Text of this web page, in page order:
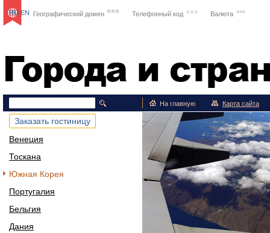
Путешествия
Географический домен *** Телефонный код *** Валюта ***
RU EN
На главную Карта сайта
Заказать гостиницу
Венеция
Тоскана
Южная Корея
Португалия
Бельгия
Дания